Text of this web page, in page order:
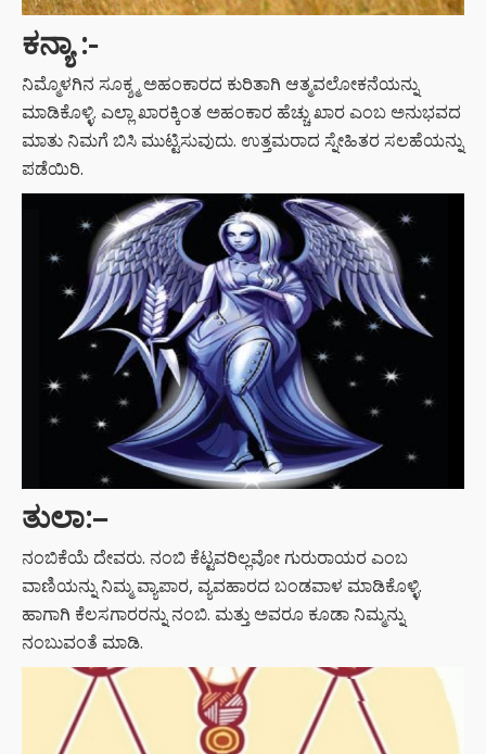
ಕನ್ಯಾ :-
ನಿಮ್ಮೊಳಗಿನ ಸೂಕ್ಶ್ಮ ಅಹಂಕಾರದ ಕುರಿತಾಗಿ ಆತ್ಮವಲೋಕನೆಯನ್ನು
ಮಾಡಿಕೊಳ್ಳಿ. ಎಲ್ಲಾ ಖಾರಕ್ಕಿಂತ ಅಹಂಕಾರ ಹೆಚ್ಚು ಖಾರ ಎಂಬ ಅನುಭವದ
ಮಾತು ನಿಮಗೆ ಬಿಸಿ ಮುಟ್ಟಿಸುವುದು. ಉತ್ತಮರಾದ ಸ್ನೇಹಿತರ ಸಲಹೆಯನ್ನು
ಪಡೆಯಿರಿ.
ತುಲಾ:–
ನಂಬಿಕೆಯೆ ದೇವರು. ನಂಬಿ ಕೆಟ್ಟವರಿಲ್ಲವೋ ಗುರುರಾಯರ ಎಂಬ
ವಾಣಿಯನ್ನು ನಿಮ್ಮ ವ್ಯಾಪಾರ, ವ್ಯವಹಾರದ ಬಂಡವಾಳ ಮಾಡಿಕೊಳ್ಳಿ.
ಹಾಗಾಗಿ ಕೆಲಸಗಾರರನ್ನು ನಂಬಿ. ಮತ್ತು ಅವರೂ ಕೂಡಾ ನಿಮ್ಮನ್ನು
ನಂಬುವಂತೆ ಮಾಡಿ.